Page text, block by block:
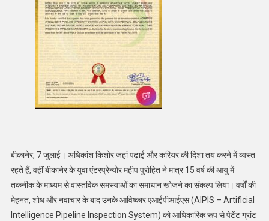
बीकानेर, 7 जुलाई। अधिकांश किशोर जहां पढ़ाई और करियर की दिशा तय करने में व्यस्त
रहते हैं, वहीं बीकानेर के युवा एंटरप्रेन्योर महीप पुरोहित ने मात्र 15 वर्ष की आयु में
तकनीक के माध्यम से वास्तविक समस्याओं का समाधान खोजने का संकल्प लिया। वर्षों की
मेहनत, शोध और नवाचार के बाद उनके आविष्कार एआईपीआईएस (AIPIS – Artificial
Intelligence Pipeline Inspection System) को आधिकारिक रूप से पेटेंट ग्रांट